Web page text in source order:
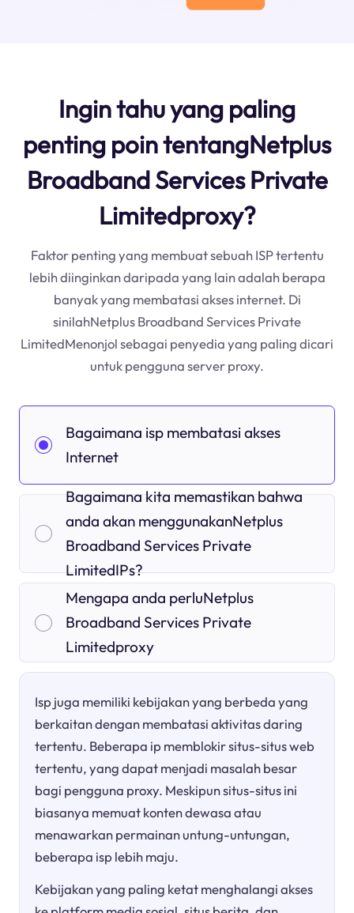
Ingin tahu yang paling
penting poin tentangNetplus
Broadband Services Private
Limitedproxy?
Faktor penting yang membuat sebuah ISP tertentu
lebih diinginkan daripada yang lain adalah berapa
banyak yang membatasi akses internet. Di
sinilahNetplus Broadband Services Private
LimitedMenonjol sebagai penyedia yang paling dicari
untuk pengguna server proxy.
Bagaimana isp membatasi akses
Internet
Bagaimana kita memastikan bahwa
anda akan menggunakanNetplus
Broadband Services Private
LimitedIPs?
Mengapa anda perluNetplus
Broadband Services Private
Limitedproxy
Isp juga memiliki kebijakan yang berbeda yang
berkaitan dengan membatasi aktivitas daring
tertentu. Beberapa ip memblokir situs-situs web
tertentu, yang dapat menjadi masalah besar
bagi pengguna proxy. Meskipun situs-situs ini
biasanya memuat konten dewasa atau
menawarkan permainan untung-untungan,
beberapa isp lebih maju.
Kebijakan yang paling ketat menghalangi akses